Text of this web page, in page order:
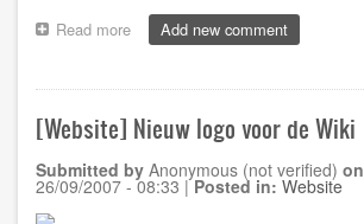
Read more about
[Website]
categorie
op
wiki.jochus.be
Add new comment
[Website] Nieuw logo voor de Wiki
Submitted by Anonymous (not verified) on
26/09/2007 - 08:33 |Posted in: Website